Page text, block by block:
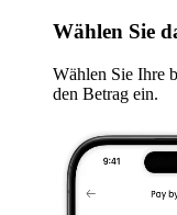
Wählen Sie
Wählen Sie Ihre
den Betrag ein.